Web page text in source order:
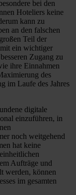
bei den
Hoteliers keine
kann zu
an den falschen
Teil der
ein wichtiger
Zugang zu
ihre Einnahmen
des
im Laufe des Jahres
digitale
einzuführen, in
noch weitgehend
hat keine
Aufträge und
werden, können
im gesamten